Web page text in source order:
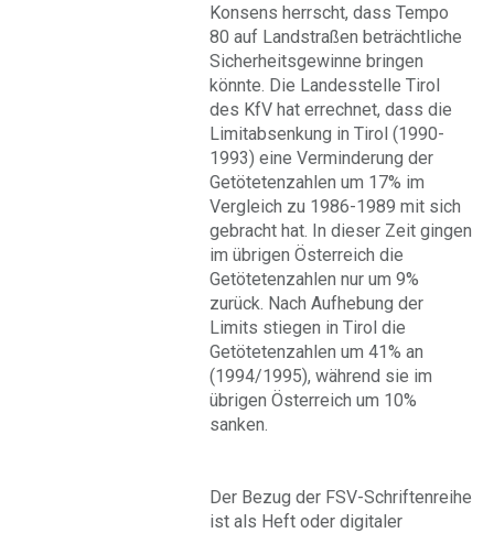
Konsens herrscht, dass Tempo
80 auf Landstraßen beträchtliche
Sicherheitsgewinne bringen
könnte. Die Landesstelle Tirol
des KfV hat errechnet, dass die
Limitabsenkung in Tirol (1990-
1993) eine Verminderung der
Getötetenzahlen um 17% im
Vergleich zu 1986-1989 mit sich
gebracht hat. In dieser Zeit gingen
im übrigen Österreich die
Getötetenzahlen nur um 9%
zurück. Nach Aufhebung der
Limits stiegen in Tirol die
Getötetenzahlen um 41% an
(1994/1995), während sie im
übrigen Österreich um 10%
sanken.
Der Bezug der FSV-Schriftenreihe
ist als Heft oder digitaler